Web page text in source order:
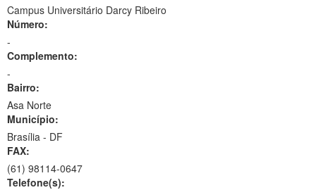
Campus Universitário Darcy Ribeiro
Número:
-
Complemento:
-
Bairro:
Asa Norte
Município:
Brasília - DF
FAX:
(61) 98114-0647
Telefone(s):